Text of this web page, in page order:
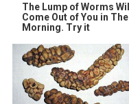
The Lump of Worms Will
Come Out of You in The
Morning. Try it